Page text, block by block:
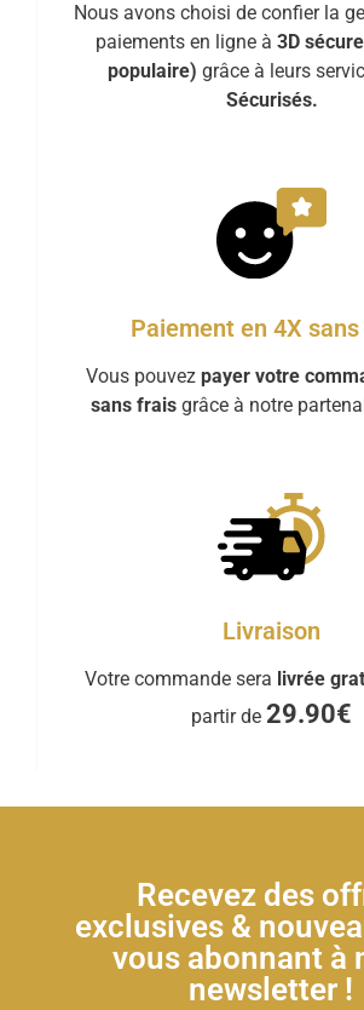
Nous avons choisi de confier la
paiements en ligne à 3D
populaire) grâce à leurs
Sécurisés.
Paiement en 4X
Vous pouvez payer votre
sans frais grâce à notre
Livraison
Votre commande sera livrée
partir de 29.90€
Recevez des
exclusives &
vous abonnant à
newsletter !